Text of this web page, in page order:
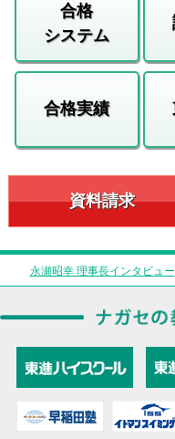
合格
システム
合格実績
資料請求
永瀬昭幸 理事長インタビュー